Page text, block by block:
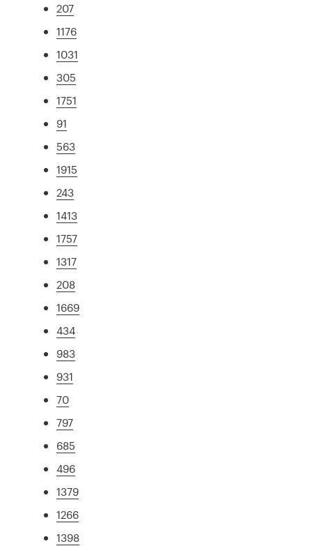
207
1176
1031
305
1751
91
563
1915
243
1413
1757
1317
208
1669
434
983
931
70
797
685
496
1379
1266
1398